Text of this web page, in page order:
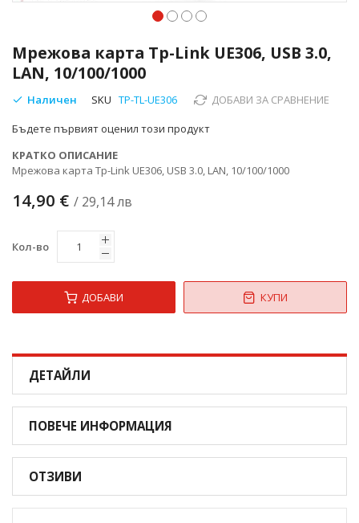
Мрежова карта Tp-Link UE306, USB 3.0,
LAN, 10/100/1000
Наличен SKU TP-TL-UE306 ДОБАВИ ЗА СРАВНЕНИЕ
Бъдете първият оценил този продукт
КРАТКО ОПИСАНИЕ
Мрежова карта Tp-Link UE306, USB 3.0, LAN, 10/100/1000
14,90 € / 29,14 лв
Кол-во
ДОБАВИ КУПИ
към
началото
на
галерия
снимки
ДЕТАЙЛИ
ПОВЕЧЕ ИНФОРМАЦИЯ
ОТЗИВИ